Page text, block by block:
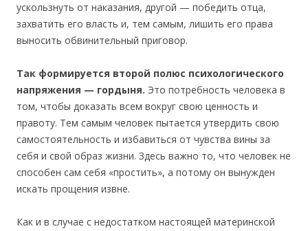
ускользнуть от наказания, другой — победить отца,
захватить его власть и, тем самым, лишить его права
выносить обвинительный приговор.
Так формируется второй полюс психологического
напряжения — гордыня. Это потребность человека в
том, чтобы доказать всем вокруг свою ценность и
правоту. Тем самым человек пытается утвердить свою
самостоятельность и избавиться от чувства вины за
себя и свой образ жизни. Здесь важно то, что человек не
способен сам себя «простить», а потому он вынужден
искать прощения извне.
Как и в случае с недостатком настоящей материнской